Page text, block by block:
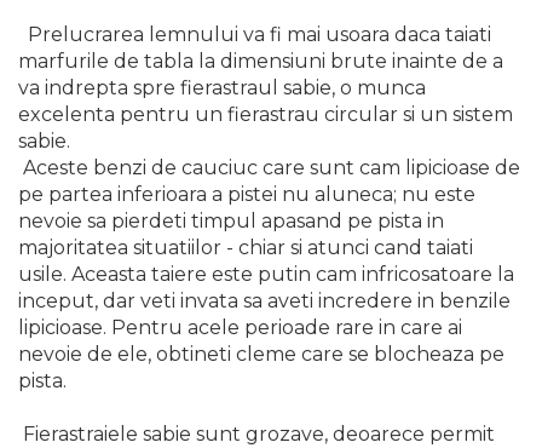
Chei
Scari
Echipamente de Lucru &
Protectia Muncii
Multidetector
Pistol Spuma Poliuretanica
Silicon)
Termometru Infrarosu
Menghina de banc –
tamplarie si alte domenii
Carlige de Ridicare
Prelucrarea lemnului va fi mai usoara daca taiati
marfurile de tabla la dimensiuni brute inainte de a
va indrepta spre fierastraul sabie, o munca
excelenta pentru un fierastrau circular si un sistem
sabie.
Aceste benzi de cauciuc care sunt cam lipicioase de
pe partea inferioara a pistei nu aluneca; nu este
nevoie sa pierdeti timpul apasand pe pista in
majoritatea situatiilor - chiar si atunci cand taiati
usile. Aceasta taiere este putin cam infricosatoare la
inceput, dar veti invata sa aveti incredere in benzile
lipicioase. Pentru acele perioade rare in care ai
nevoie de ele, obtineti cleme care se blocheaza pe
pista.
Fierastraiele sabie sunt grozave, deoarece permit